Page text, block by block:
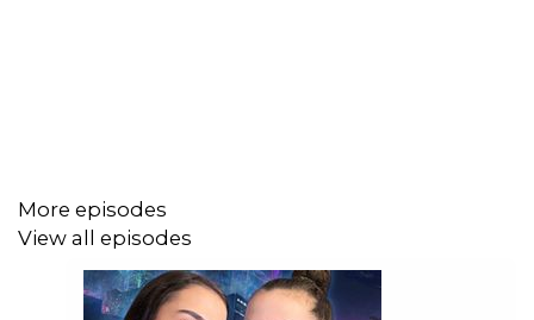
More episodes
View all episodes